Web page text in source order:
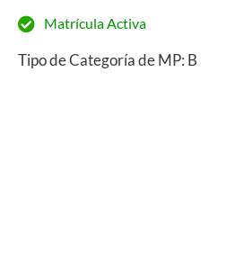
Matrícula Activa
Tipo de Categoría de MP: B